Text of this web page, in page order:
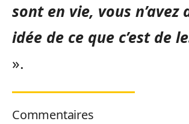
sont en vie, vous n’avez
idée de ce que c’est de
».
Commentaires